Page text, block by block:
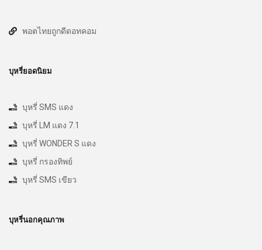
พอตไทยถูกดีดอทคอม
บุหรี่ยอดนิยม
บุหรี่ SMS แดง
บุหรี่ LM แดง 7.1
บุหรี่ WONDER S แดง
บุหรี่ กรองทิพย์
บุหรี่ SMS เขียว
บุหรี่นอกคุณภาพ